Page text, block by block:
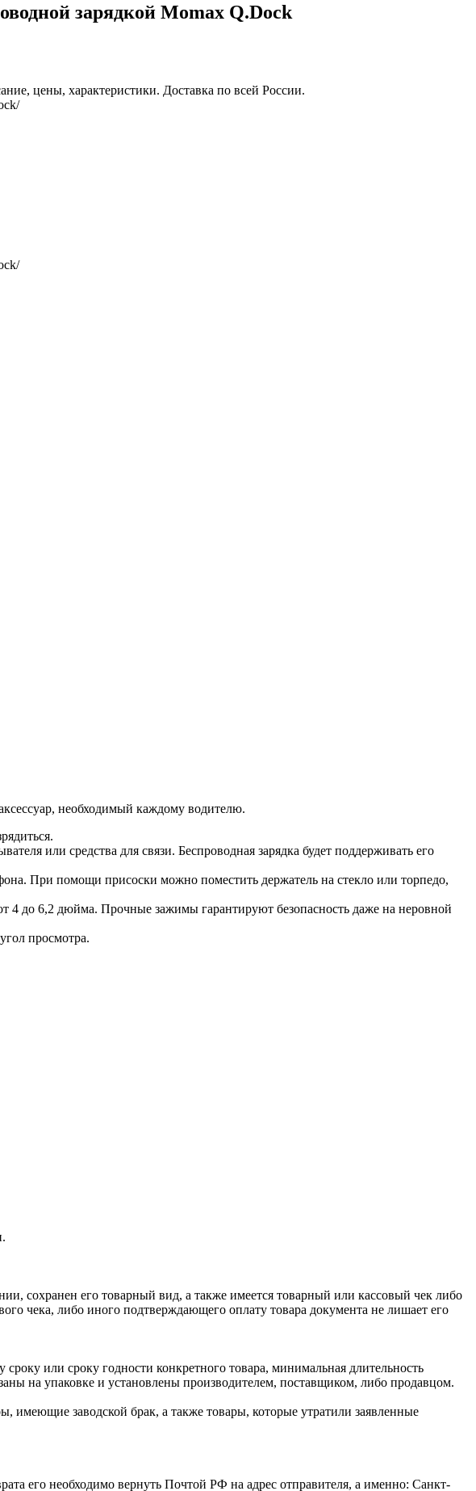
зарядкой Momax Q.Dock
цены, характеристики. Доставка по всей России.
необходимый каждому водителю.
или средства для связи. Беспроводная зарядка будет поддерживать его
При помощи присоски можно поместить держатель на стекло или торпедо,
4 до 6,2 дюйма. Прочные зажимы гарантируют безопасность даже на неровной
просмотра.
сохранен его товарный вид, а также имеется товарный или кассовый чек либо
чека, либо иного подтверждающего оплату товара документа не лишает его
или сроку годности конкретного товара, минимальная длительность
на упаковке и установлены производителем, поставщиком, либо продавцом.
имеющие заводской брак, а также товары, которые утратили заявленные
его необходимо вернуть Почтой РФ на адрес отправителя, а именно: Санкт-